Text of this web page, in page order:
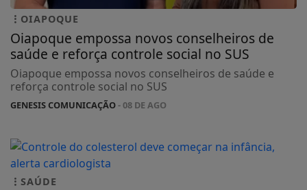
OIAPOQUE
Oiapoque empossa novos conselheiros de
saúde e reforça controle social no SUS
Oiapoque empossa novos conselheiros de saúde e
reforça controle social no SUS
GENESIS COMUNICAÇÃO- 08 DE AGO
SAÚDE